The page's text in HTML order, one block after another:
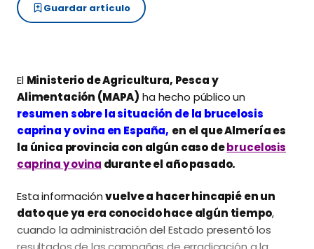
Guardar artículo
El Ministerio de Agricultura, Pesca y
Alimentación (MAPA) ha hecho público un
resumen sobre la situación de la brucelosis
caprina y ovina en España, en el que Almería es
la única provincia con algún caso debrucelosis
caprina y ovina durante el año pasado.
Esta informaciónvuelve a hacer hincapié en un
dato que ya era conocido hace algún tiempo,
cuando la administración del Estado presentó los